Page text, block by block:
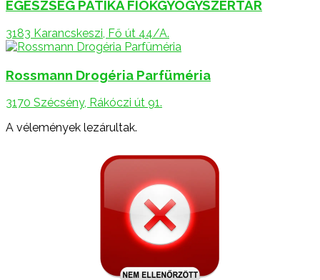
EGÉSZSÉG PATIKA FIÓKGYÓGYSZERTÁR
3183 Karancskeszi, Fő út 44/A.
Rossmann Drogéria Parfüméria
3170 Szécsény, Rákóczi út 91.
A vélemények lezárultak.